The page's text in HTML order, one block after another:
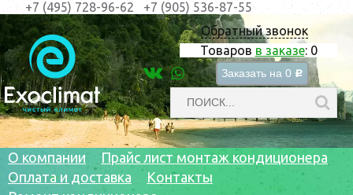
Обратный звонок
Товаров в заказе: 0
Заказать на 0 c
+7 (495) 728-96-62 +7 (905) 536-87-55
О компании
Прайс лист монтаж кондиционера
Оплата и доставка
Контакты